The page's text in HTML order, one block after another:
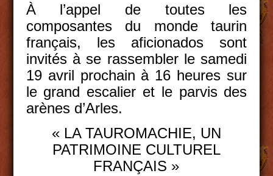
À l’appel de toutes les
composantes du monde taurin
français, les aficionados sont
invités à se rassembler le samedi
19 avril prochain à 16 heures sur
le grand escalier et le parvis des
arènes d’Arles.
« LA TAUROMACHIE, UN
PATRIMOINE CULTUREL
FRANÇAIS »